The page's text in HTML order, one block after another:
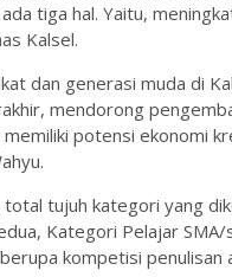
tiga hal. Yaitu,
Kalsel.
dan generasi muda di
mendorong
memiliki potensi ekonomi
total tujuh kategori yang
Kategori Pelajar
kompetisi penulisan